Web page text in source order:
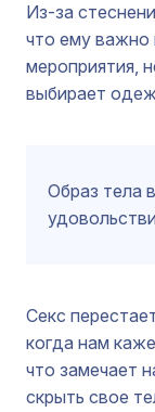
Из-за
что ему важно
мероприятия,
выбирает
Образ тела
Секс
когда нам
что замечает
скрыть свое